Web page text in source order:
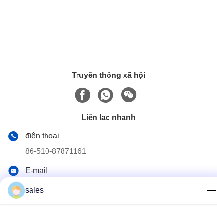
Truyền thông xã hội
Liên lạc nhanh
điện thoại
86-510-87871161
E-mail
sales